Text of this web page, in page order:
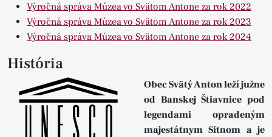
Výročná správa Múzea vo Svätom Antone za rok 2022
Výročná správa Múzea vo Svätom Antone za rok 2023
Výročná správa Múzea vo Svätom Antone za rok 2024
História
Obec Svätý Anton leží južne
od Banskej Štiavnice pod
legendami opradeným
majestátnym Sitnom a je